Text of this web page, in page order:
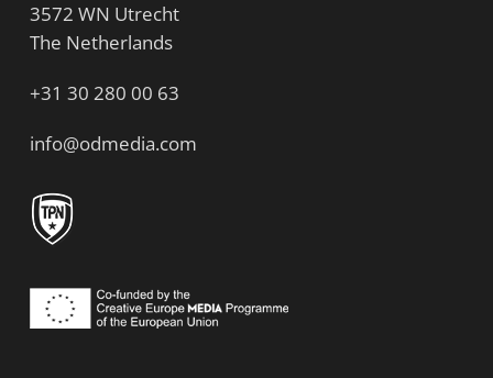
3572 WN Utrecht
The Netherlands
+31 30 280 00 63
info@odmedia.com